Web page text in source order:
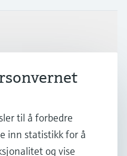
til å forbedre
inn statistikk for å
og vise